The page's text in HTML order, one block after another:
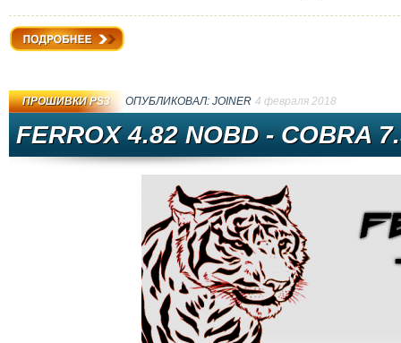
ПРОШИВКИ PS3 ОПУБЛИКОВАЛ: JOINER 4 февраля 2018
FERROX 4.82 NOBD - COBRA